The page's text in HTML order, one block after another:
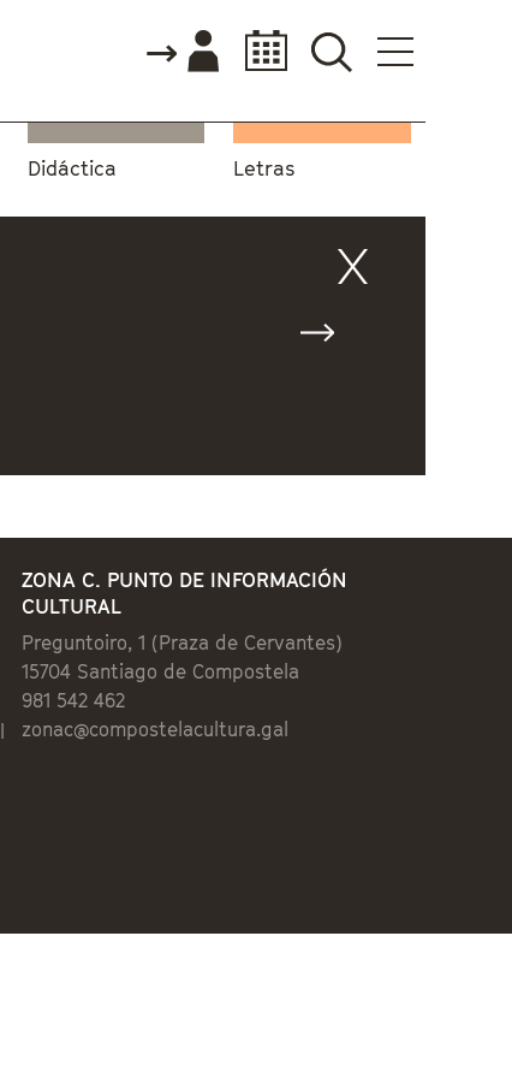
Didáctica Letras
ZONA C. PUNTO DE INFORMACIÓN
CULTURAL
Preguntoiro, 1 (Praza de Cervantes)
15704 Santiago de Compostela
981 542 462
zonac@compostelacultura.gal